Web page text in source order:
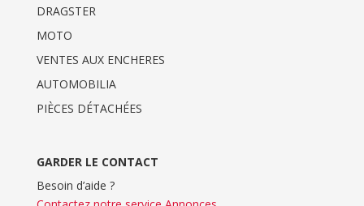
DRAGSTER
MOTO
VENTES AUX ENCHERES
AUTOMOBILIA
PIÈCES DÉTACHÉES
GARDER LE CONTACT
Besoin d’aide ?